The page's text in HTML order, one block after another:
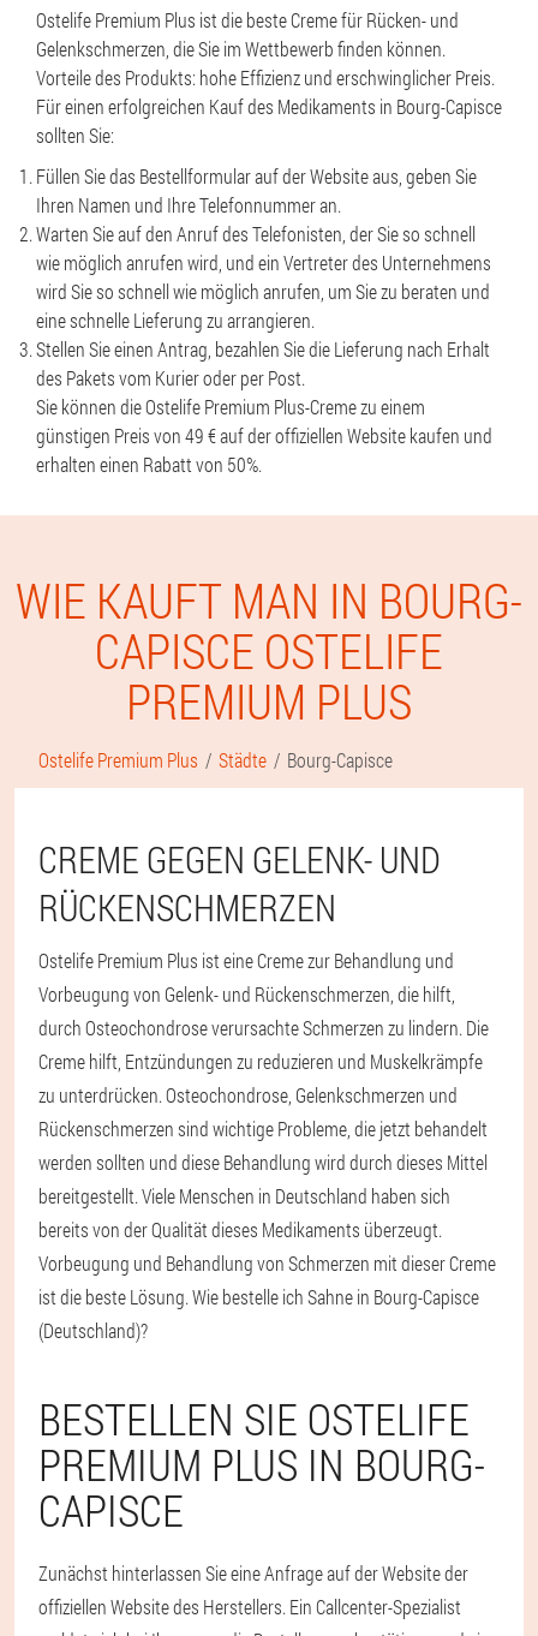
Ostelife Premium Plus ist die beste Creme für Rücken- und
Gelenkschmerzen, die Sie im Wettbewerb finden können.
Vorteile des Produkts: hohe Effizienz und erschwinglicher Preis.
Für einen erfolgreichen Kauf des Medikaments in Bourg-Capisce
sollten Sie:
Füllen Sie das Bestellformular auf der Website aus, geben Sie
Ihren Namen und Ihre Telefonnummer an.
Warten Sie auf den Anruf des Telefonisten, der Sie so schnell
wie möglich anrufen wird, und ein Vertreter des Unternehmens
wird Sie so schnell wie möglich anrufen, um Sie zu beraten und
eine schnelle Lieferung zu arrangieren.
Stellen Sie einen Antrag, bezahlen Sie die Lieferung nach Erhalt
des Pakets vom Kurier oder per Post.
Sie können die Ostelife Premium Plus-Creme zu einem
günstigen Preis von 49 € auf der offiziellen Website kaufen und
erhalten einen Rabatt von 50%.
WIE KAUFT MAN IN BOURG-
CAPISCE OSTELIFE
PREMIUM PLUS
Ostelife Premium Plus Städte Bourg-Capisce
CREME GEGEN GELENK- UND
RÜCKENSCHMERZEN
Ostelife Premium Plus ist eine Creme zur Behandlung und
Vorbeugung von Gelenk- und Rückenschmerzen, die hilft,
durch Osteochondrose verursachte Schmerzen zu lindern. Die
Creme hilft, Entzündungen zu reduzieren und Muskelkrämpfe
zu unterdrücken. Osteochondrose, Gelenkschmerzen und
Rückenschmerzen sind wichtige Probleme, die jetzt behandelt
werden sollten und diese Behandlung wird durch dieses Mittel
bereitgestellt. Viele Menschen in Deutschland haben sich
bereits von der Qualität dieses Medikaments überzeugt.
Vorbeugung und Behandlung von Schmerzen mit dieser Creme
ist die beste Lösung. Wie bestelle ich Sahne in Bourg-Capisce
(Deutschland)?
BESTELLEN SIE OSTELIFE
PREMIUM PLUS IN BOURG-
CAPISCE
Zunächst hinterlassen Sie eine Anfrage auf der Website der
offiziellen Website des Herstellers. Ein Callcenter-Spezialist